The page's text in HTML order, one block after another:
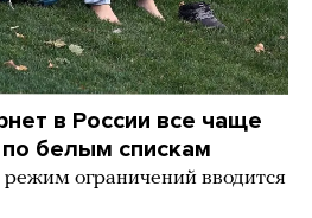
в России все чаще
белым спискам
режим ограничений вводится